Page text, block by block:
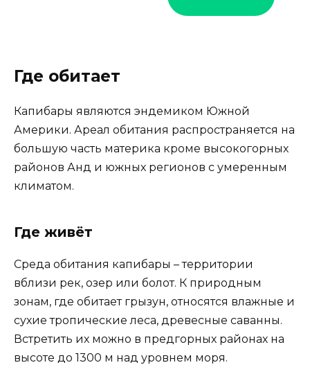
Где обитает
Капибары являются эндемиком Южной
Америки. Ареал обитания распространяется на
большую часть материка кроме высокогорных
районов Анд и южных регионов с умеренным
климатом.
Где живёт
Среда обитания капибары – территории
вблизи рек, озер или болот. К природным
зонам, где обитает грызун, относятся влажные и
сухие тропические леса, древесные саванны.
Встретить их можно в предгорных районах на
высоте до 1300 м над уровнем моря.